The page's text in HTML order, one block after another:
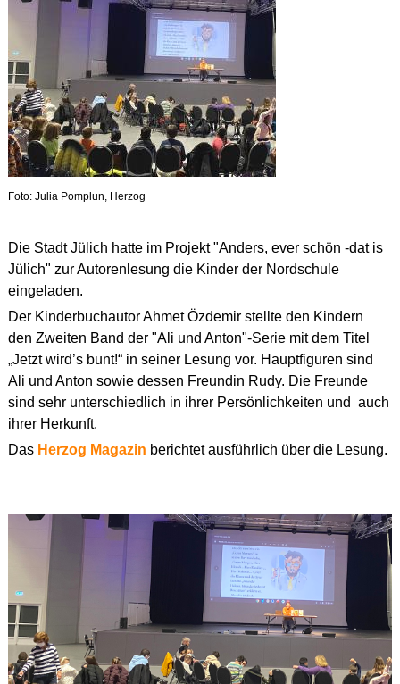
Foto: Julia Pomplun, Herzog
Die Stadt Jülich hatte im Projekt "Anders, ever schön -dat is
Jülich" zur Autorenlesung die Kinder der Nordschule
eingeladen.
Der Kinderbuchautor Ahmet Özdemir stellte den Kindern
den Zweiten Band der "Ali und Anton"-Serie mit dem Titel
„Jetzt wird’s bunt!“ in seiner Lesung vor. Hauptfiguren sind
Ali und Anton sowie dessen Freundin Rudy. Die Freunde
sind sehr unterschiedlich in ihrer Persönlichkeiten und auch
ihrer Herkunft.
Das Herzog Magazin berichtet ausführlich über die Lesung.